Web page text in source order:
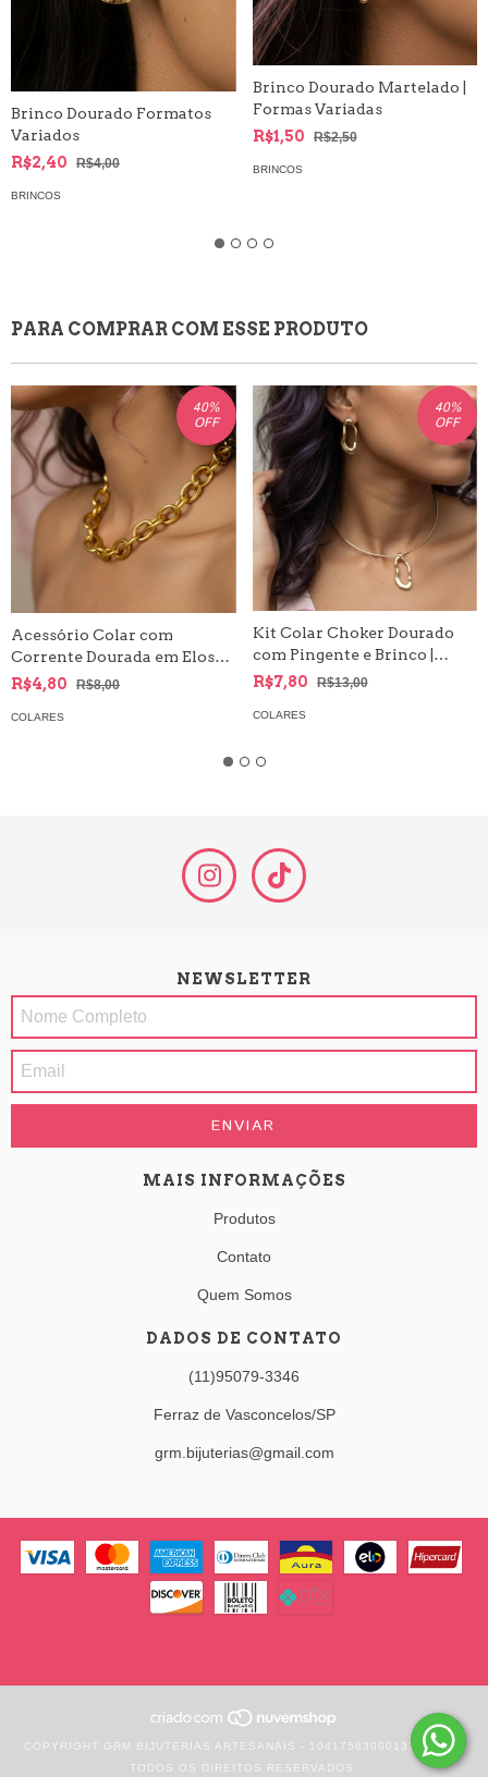
Brinco Dourado Formatos
Variados
R$2,40
R$4,00
BRINCOS
Brinco Dourado Martelado |
Formas Variadas
R$1,50
R$2,50
BRINCOS
PARA COMPRAR COM ESSE PRODUTO
40%
OFF
Acessório Colar com
Corrente Dourada em Elos
Grossos
R$4,80 R$8,00
COLARES
40%
OFF
Kit Colar Choker Dourado
com Pingente e Brinco |
Formato Ondulado
R$7,80 R$13,00
COLARES
NEWSLETTER
MAIS INFORMAÇÕES
Produtos
Contato
Quem Somos
DADOS DE CONTATO
(11)95079-3346
Ferraz de Vasconcelos/SP
grm.bijuterias@gmail.com
COPYRIGHT GRM BIJUTERIAS ARTESANAIS - 10417563000133 - 2026.
TODOS OS DIREITOS RESERVADOS.